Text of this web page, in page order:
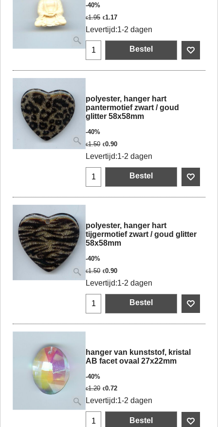
-40%
€1.95 €1.17
Levertijd:1-2 dagen
Bestel
polyester, hanger hart
pantermotief zwart / goud
glitter 58x58mm
-40%
€1.50 €0.90
Levertijd:1-2 dagen
Bestel
polyester, hanger hart
tijgermotief zwart / goud glitter
58x58mm
-40%
€1.50 €0.90
Levertijd:1-2 dagen
Bestel
hanger van kunststof, kristal
AB facet ovaal 27x22mm
-40%
€1.20 €0.72
Levertijd:1-2 dagen
Bestel